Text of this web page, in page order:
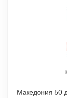
Македония 50